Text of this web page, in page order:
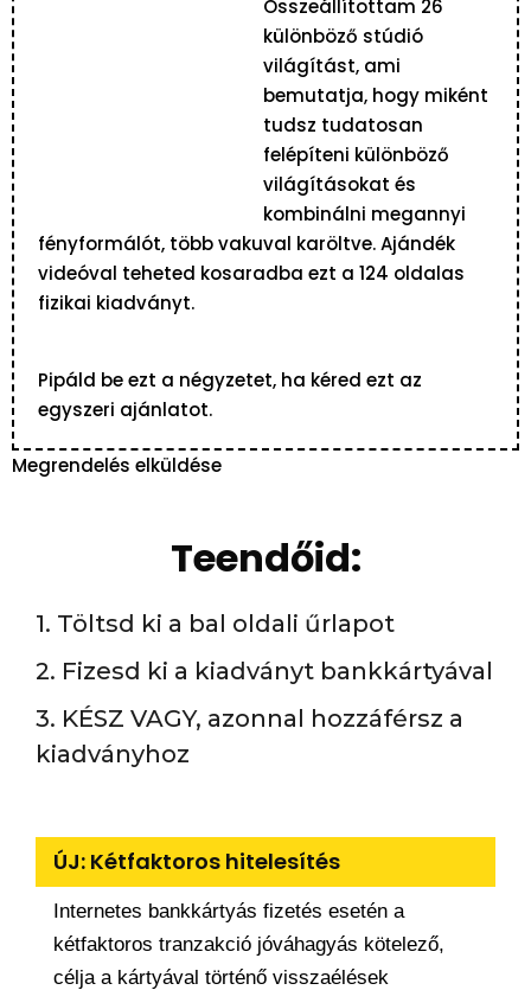
Összeállítottam 26
különböző stúdió
világítást, ami
bemutatja, hogy miként
tudsz tudatosan
felépíteni különböző
világításokat és
kombinálni megannyi
fényformálót, több vakuval karöltve. Ajándék
videóval teheted kosaradba ezt a 124 oldalas
fizikai kiadványt.
Pipáld be ezt a négyzetet, ha kéred ezt az
egyszeri ajánlatot.
Megrendelés elküldése
Teendőid:
1. Töltsd ki a bal oldali űrlapot
2. Fizesd ki a kiadványt bankkártyával
3. KÉSZ VAGY, azonnal hozzáférsz a
kiadványhoz
ÚJ: Kétfaktoros hitelesítés
Internetes bankkártyás fizetés esetén a
kétfaktoros tranzakció jóváhagyás kötelező,
célja a kártyával történő visszaélések